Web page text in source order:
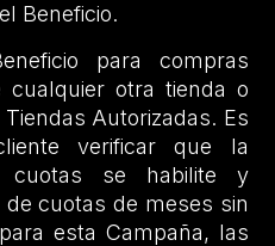
Beneficio.
para compras
cualquier otra tienda o
Autorizadas. Es
verificar que la
se habilite y
cuotas de meses sin
esta Campaña, las